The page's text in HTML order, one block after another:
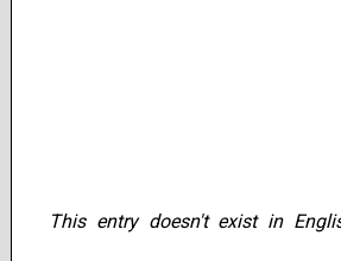
This entry doesn't exist in